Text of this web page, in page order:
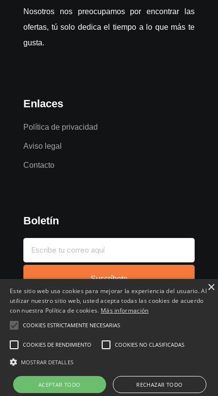
Nosotros nos preocupamos por encontrar las
ofertas, tú solo dedica el tiempo a lo que más te
gusta.
Enlaces
Política de privacidad
Aviso legal
Contacto
Boletín
Suscríbete
Inicio Compartir chollo Destacados
Cronológico
×
Este sitio web usa cookies para mejorar la experiencia del usuario. Al
utilizar nuestro sitio web, usted acepta todas las cookies de acuerdo
con nuestra Política de cookies. Más información
COOKIES ESTRICTAMENTE NECESARIAS
COOKIES DE RENDIMIENTO COOKIES NO CLASIFICADAS
MOSTRAR DETALLES
ACEPTAR TODO RECHAZAR TODO